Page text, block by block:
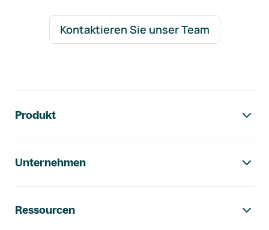
Kontaktieren Sie unser Team
Produkt
Unternehmen
Ressourcen